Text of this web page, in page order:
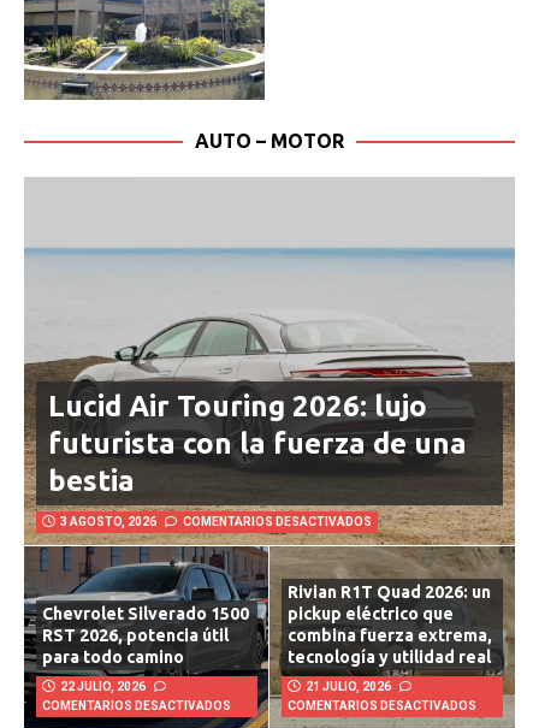
AUTO – MOTOR
Lucid Air Touring 2026: lujo
futurista con la fuerza de una
bestia
3 AGOSTO, 2026 COMENTARIOS DESACTIVADOS
Chevrolet Silverado 1500
RST 2026, potencia útil
para todo camino
22 JULIO, 2026
COMENTARIOS DESACTIVADOS
Rivian R1T Quad 2026: un
pickup eléctrico que
combina fuerza extrema,
tecnología y utilidad real
21 JULIO, 2026
COMENTARIOS DESACTIVADOS